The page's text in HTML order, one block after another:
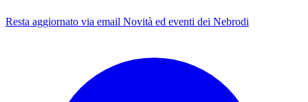
Resta aggiornato via email Novità ed eventi dei Nebrodi